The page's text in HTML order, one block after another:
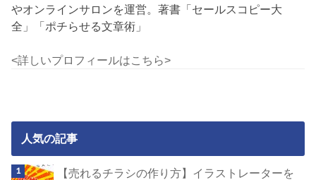
やオンラインサロンを運営。著書「セールスコピー大
全」「ポチらせる文章術」
<詳しいプロフィールはこちら>
人気の記事
【売れるチラシの作り方】イラストレーターを